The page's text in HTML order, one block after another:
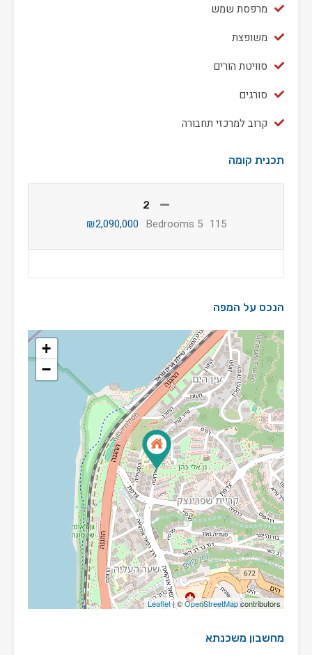
מרפסת שמש
משופצת
סוויטת הורים
סורגים
קרוב למרכזי תחבורה
תכנית קומה
2
115
5 Bedrooms
₪2,090,000
הנכס על המפה
+
−
Leaflet| ©OpenStreetMapcontributors
מחשבון משכנתא